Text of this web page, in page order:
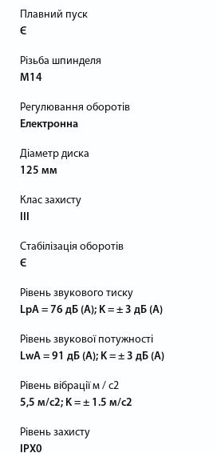
Плавний пуск
Є
Різьба шпинделя
М14
Регулювання оборотів
Електронна
Діаметр диска
125 мм
Клас захисту
Стабілізація оборотів
Є
Рівень звукового тиску
LpA = 76 дБ (А); K = ± 3 дБ (А)
Рівень звукової потужності
LwA = 91 дБ (А); K = ± 3 дБ (А)
Рівень вібрації м / с2
5,5 м/с2; K = ± 1.5 м/с2
Рівень захисту
IPX0